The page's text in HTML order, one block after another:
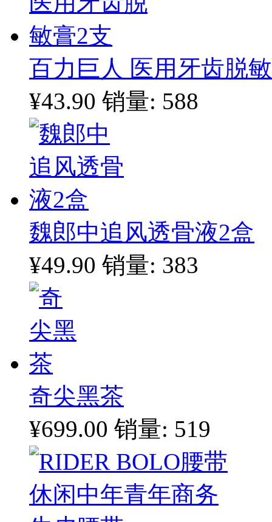
百力巨人 医用牙齿脱
¥43.90 销量: 588
魏郎中追风透骨液2盒
¥49.90 销量: 383
奇尖黑茶
¥699.00 销量: 519